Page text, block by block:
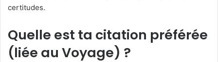
certitudes.
Quelle est ta citation préférée
(liée au Voyage) ?